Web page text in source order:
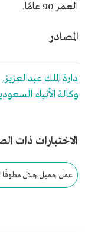
العمر 90 عامًا.
المصادر
دارة الملك عبدالعزيز.
وكالة الأنباء
الاختبارات ذات
عمل جميل جلال مطوفًا